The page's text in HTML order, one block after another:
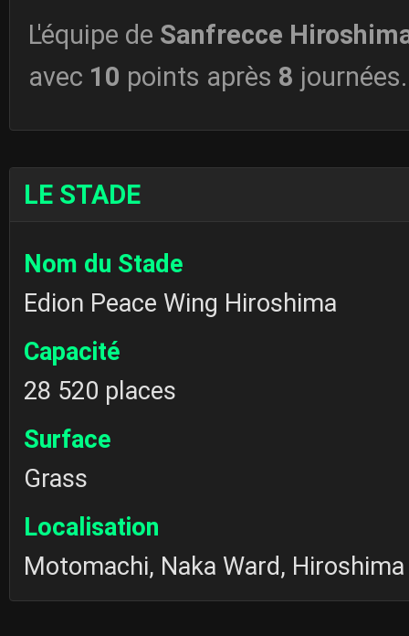
L'équipe de Sanfrecce
avec 10 points après 8 journées.
LE STADE
Nom du Stade
Edion Peace Wing Hiroshima
Capacité
28 520 places
Surface
Grass
Localisation
Motomachi, Naka Ward, Hiroshima